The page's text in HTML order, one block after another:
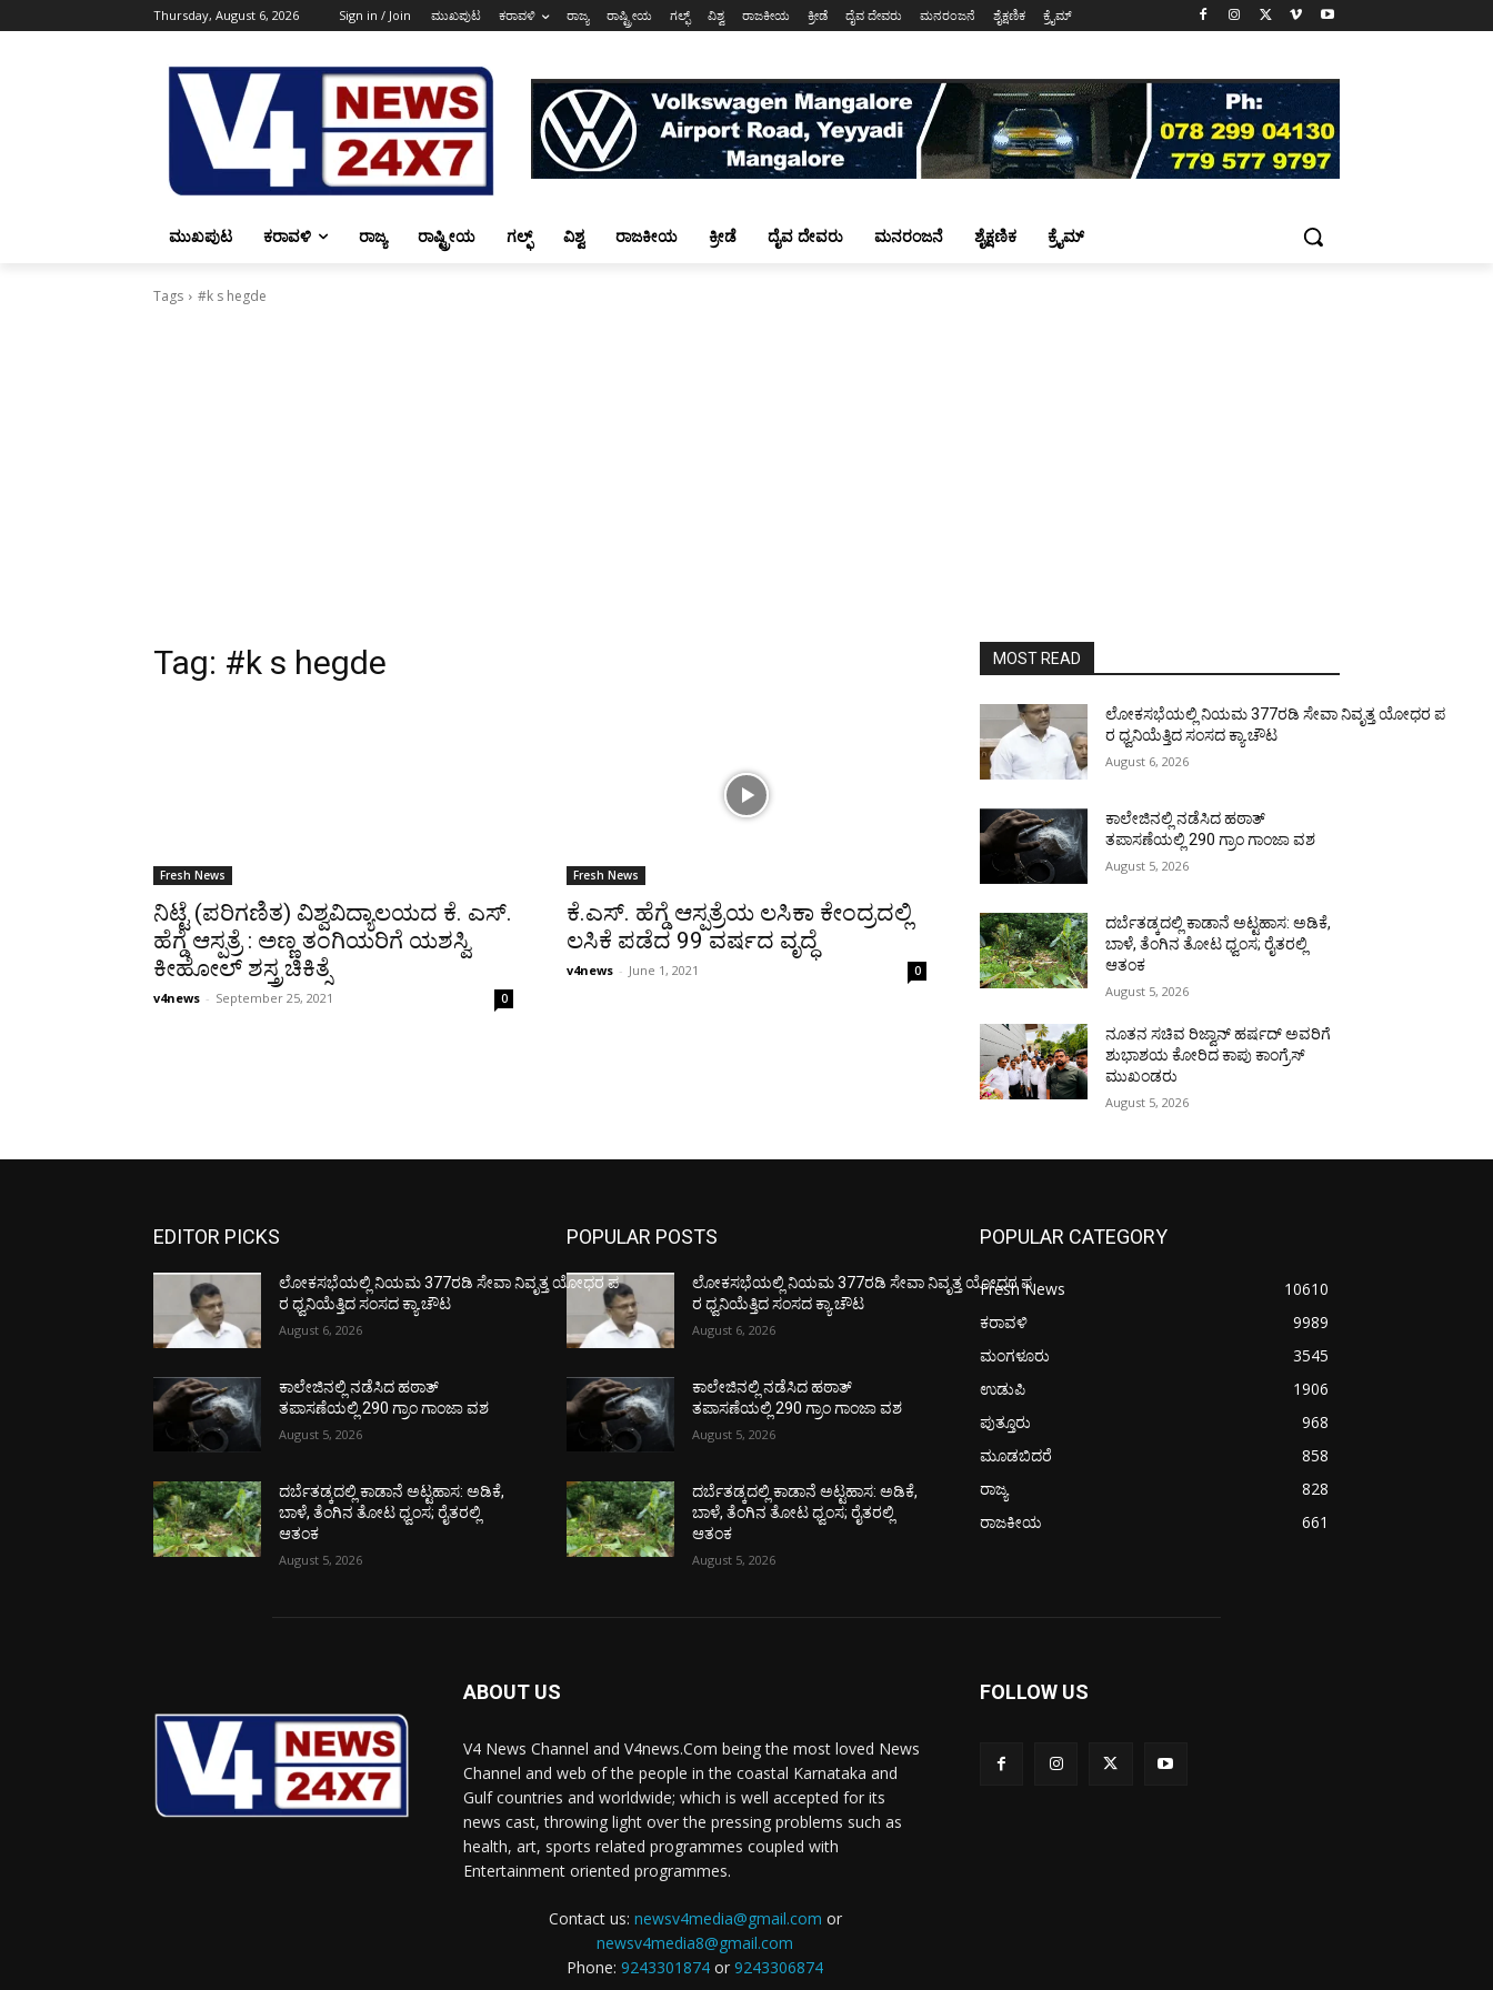
Thursday, August 6, 2026 Sign in / Join ಮುಖಪುಟ ಕರಾವಳಿ ರಾಜ್ಯ ರಾಷ್ಟ್ರೀಯ ಗಲ್ಫ್ ವಿಶ್ವ ರಾಜಕೀಯ ಕ್ರೀಡೆ ದೈವ ದೇವರು ಮನರಂಜನೆ ಶೈಕ್ಷಣಿಕ ಕ್ರೈಮ್
ಮುಖಪುಟ ಕರಾವಳಿ ರಾಜ್ಯ ರಾಷ್ಟ್ರೀಯ ಗಲ್ಫ್ ವಿಶ್ವ ರಾಜಕೀಯ ಕ್ರೀಡೆ ದೈವ ದೇವರು ಮನರಂಜನೆ ಶೈಕ್ಷಣಿಕ ಕ್ರೈಮ್
Tags #k s hegde
Tag: #k s hegde
Fresh News
ನಿಟ್ಟೆ (ಪರಿಗಣಿತ) ವಿಶ್ವವಿದ್ಯಾಲಯದ ಕೆ. ಎಸ್.
ಹೆಗ್ಡೆ ಆಸ್ಪತ್ರೆ : ಅಣ್ಣ ತಂಗಿಯರಿಗೆ ಯಶಸ್ವಿ
ಕೀಹೋಲ್ ಶಸ್ತ್ರಚಿಕಿತ್ಸೆ
v4news - September 25, 2021 0
Fresh News
ಕೆ.ಎಸ್. ಹೆಗ್ಡೆ ಆಸ್ಪತ್ರೆಯ ಲಸಿಕಾ ಕೇಂದ್ರದಲ್ಲಿ
ಲಸಿಕೆ ಪಡೆದ 99 ವರ್ಷದ ವೃದ್ಧೆ
v4news - June 1, 2021 0
MOST READ
ಲೋಕಸಭೆಯಲ್ಲಿ ನಿಯಮ 377ರಡಿ ಸೇವಾ ನಿವೃತ್ತ ಯೋಧರ ಪ
ರ ಧ್ವನಿಯೆತ್ತಿದ ಸಂಸದ ಕ್ಯಾ.ಚೌಟ
August 6, 2026
ಕಾಲೇಜಿನಲ್ಲಿ ನಡೆಸಿದ ಹಠಾತ್
ತಪಾಸಣೆಯಲ್ಲಿ 290 ಗ್ರಾಂ ಗಾಂಜಾ ವಶ
August 5, 2026
ದರ್ಬೆತಡ್ಕದಲ್ಲಿ ಕಾಡಾನೆ ಅಟ್ಟಹಾಸ: ಅಡಿಕೆ,
ಬಾಳೆ, ತೆಂಗಿನ ತೋಟ ಧ್ವಂಸ; ರೈತರಲ್ಲಿ
ಆತಂಕ
August 5, 2026
ನೂತನ ಸಚಿವ ರಿಜ್ವಾನ್ ಹರ್ಷದ್ ಅವರಿಗೆ
ಶುಭಾಶಯ ಕೋರಿದ ಕಾಪು ಕಾಂಗ್ರೆಸ್
ಮುಖಂಡರು
August 5, 2026
EDITOR PICKS
ಲೋಕಸಭೆಯಲ್ಲಿ ನಿಯಮ 377ರಡಿ ಸೇವಾ ನಿವೃತ್ತ ಯೋಧರ ಪ
ರ ಧ್ವನಿಯೆತ್ತಿದ ಸಂಸದ ಕ್ಯಾ.ಚೌಟ
August 6, 2026
ಕಾಲೇಜಿನಲ್ಲಿ ನಡೆಸಿದ ಹಠಾತ್
ತಪಾಸಣೆಯಲ್ಲಿ 290 ಗ್ರಾಂ ಗಾಂಜಾ ವಶ
August 5, 2026
ದರ್ಬೆತಡ್ಕದಲ್ಲಿ ಕಾಡಾನೆ ಅಟ್ಟಹಾಸ: ಅಡಿಕೆ,
ಬಾಳೆ, ತೆಂಗಿನ ತೋಟ ಧ್ವಂಸ; ರೈತರಲ್ಲಿ
ಆತಂಕ
August 5, 2026
POPULAR POSTS
ಲೋಕಸಭೆಯಲ್ಲಿ ನಿಯಮ 377ರಡಿ ಸೇವಾ ನಿವೃತ್ತ ಯೋಧರ ಪ
ರ ಧ್ವನಿಯೆತ್ತಿದ ಸಂಸದ ಕ್ಯಾ.ಚೌಟ
August 6, 2026
ಕಾಲೇಜಿನಲ್ಲಿ ನಡೆಸಿದ ಹಠಾತ್
ತಪಾಸಣೆಯಲ್ಲಿ 290 ಗ್ರಾಂ ಗಾಂಜಾ ವಶ
August 5, 2026
ದರ್ಬೆತಡ್ಕದಲ್ಲಿ ಕಾಡಾನೆ ಅಟ್ಟಹಾಸ: ಅಡಿಕೆ,
ಬಾಳೆ, ತೆಂಗಿನ ತೋಟ ಧ್ವಂಸ; ರೈತರಲ್ಲಿ
ಆತಂಕ
August 5, 2026
POPULAR CATEGORY
Fresh News
10610
ಕರಾವಳಿ
9989
ಮಂಗಳೂರು
3545
ಉಡುಪಿ
1906
ಪುತ್ತೂರು
968
ಮೂಡಬಿದರೆ
858
ರಾಜ್ಯ
828
ರಾಜಕೀಯ
661
ABOUT US
V4 News Channel and V4news.Com being the most loved News
Channel and web of the people in the coastal Karnataka and
Gulf countries and worldwide; which is well accepted for its
news cast, throwing light over the pressing problems such as
health, art, sports related programmes coupled with
Entertainment oriented programmes.
Contact us: newsv4media@gmail.com or
newsv4media8@gmail.com
Phone: 9243301874 or 9243306874
FOLLOW US